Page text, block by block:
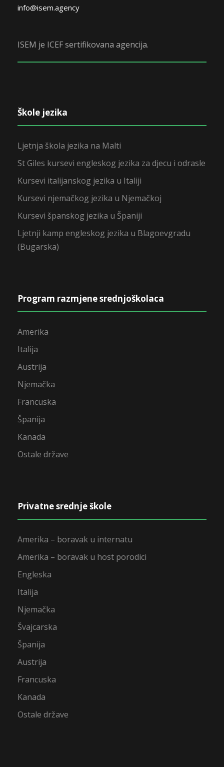
info@isem.agency
ISEM je ICEF sertifikovana agencija.
Škole jezika
Ljetnja škola jezika na Malti
St Giles kursevi engleskog jezika za djecu i odrasle
Kursevi italijanskog jezika u Italiji
Kursevi njemačkog jezika u Njemačkoj
Kursevi španskog jezika u Španiji
Ljetnji kamp engleskog jezika u Blagoevgradu
(Bugarska)
Program razmjene srednjoškolaca
Amerika
Italija
Austrija
Njemačka
Francuska
Španija
Kanada
Ostale države
Privatne srednje škole
Amerika – boravak u internatu
Amerika – boravak u host porodici
Engleska
Italija
Njemačka
Švajcarska
Španija
Austrija
Francuska
Kanada
Ostale države